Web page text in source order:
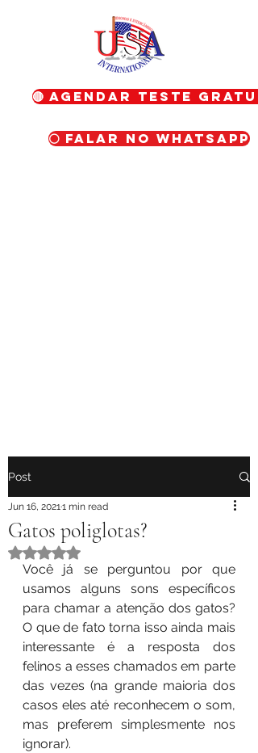
🔴 Agendar teste
⚪ Falar no WhatsApp
Post
Gatos poliglotas?
Jun 16, 20211 min read
Rated NaN out of 5 stars.
Você já se perguntou por que
usamos alguns sons específicos
para chamar a atenção dos gatos?
O que de fato torna isso ainda mais
interessante é a resposta dos
felinos a esses chamados em parte
das vezes (na grande maioria dos
casos eles até reconhecem o som,
mas preferem simplesmente nos
ignorar).